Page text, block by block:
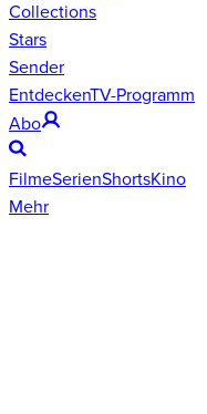
Collections
Stars
Sender
EntdeckenTV-Programm
Abo
FilmeSerienShortsKino
Mehr